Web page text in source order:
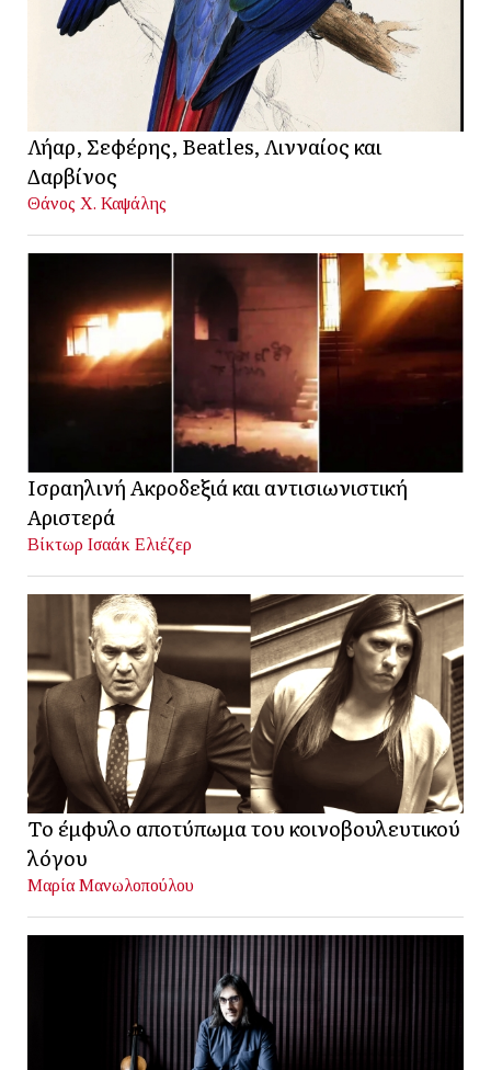
Λήαρ, Σεφέρης, Beatles, Λινναίος και
Δαρβίνος
Θάνος Χ. Καψάλης
Ισραηλινή Ακροδεξιά και αντισιωνιστική
Αριστερά
Βίκτωρ Ισαάκ Ελιέζερ
Το έμφυλο αποτύπωμα του κοινοβουλευτικού
λόγου
Μαρία Μανωλοπούλου